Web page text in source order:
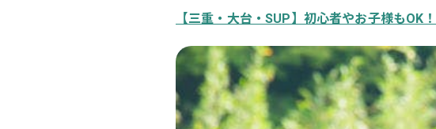
【三重・大台・SUP】初心者やお子様もOK